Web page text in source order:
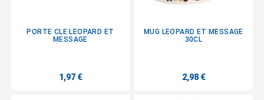
PORTE CLE LEOPARD ET
MESSAGE
1,97 €
MUG LEOPARD ET MESSAGE
30CL
2,98 €